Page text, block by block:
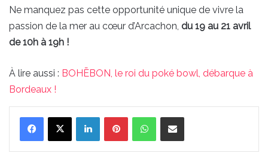
Ne manquez pas cette opportunité unique de vivre la
passion de la mer au cœur d’Arcachon, du 19 au 21 avril
de 10h à 19h !
À lire aussi : BOHĒBON, le roi du poké bowl, débarque à
Bordeaux !
LinkedinPinterestWhatsAppPartager par email